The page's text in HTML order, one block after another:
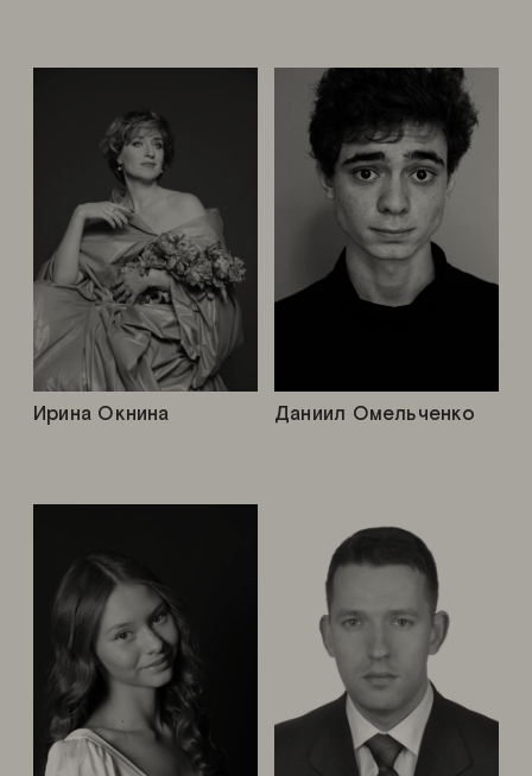
Ирина Окнина Даниил Омельченко